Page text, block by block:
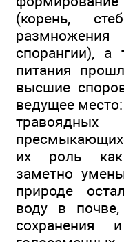
(корень,
размножения
спорангии), а
питания
высшие
ведущее
их роль как
заметно
природе
воду в
сохранения